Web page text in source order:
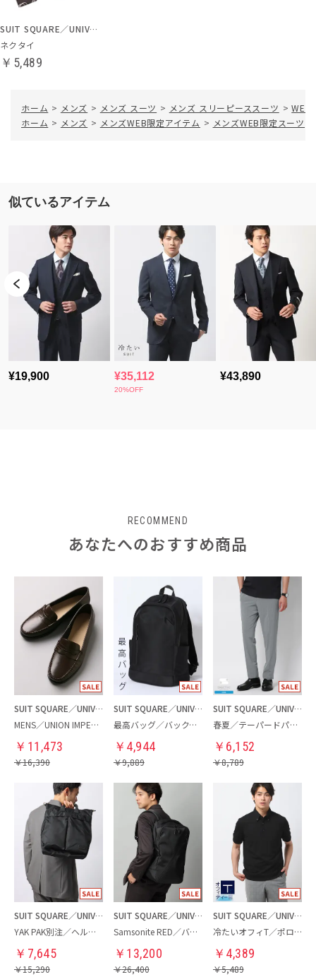
SUIT SQUARE／UNIVERSAL LANGUAGE
ネクタイ
￥5,489
ホーム > メンズ > メンズ スーツ > メンズ スリーピーススーツ > WEB
ホーム > メンズ > メンズWEB限定アイテム > メンズWEB限定スーツ
RECOMMEND
あなたへのおすすめ商品
SUIT SQUARE／UNIVERSAL LANGUAGE
MENS／UNION IMPERIAL監修／コインローファー
￥ 11,473
￥16,390
SUIT SQUARE／UNIVERSAL LANGUAGE
最高バッグ／バックパック
￥ 4,944
￥9,889
SUIT SQUARE／UNIVERSAL LANGUAGE
春夏／テーパードパンツ
￥ 6,152
￥8,789
SUIT SQUARE／UNIVERSAL LANGUAGE
YAK PAK別注／ヘルメットバッグ
￥ 7,645
￥15,290
SUIT SQUARE／UNIVERSAL LANGUAGE
Samsonite RED／バックパック
￥ 13,200
￥26,400
SUIT SQUARE／UNIVERSAL LANGUAGE
冷たいオフィT／ポロシャツ
￥ 4,389
￥5,489